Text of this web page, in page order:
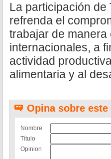
La participación de
refrenda el
trabajar de
internacionales, a
actividad
alimentaria y al
Opina sobre
Nombre
Título
Opinion